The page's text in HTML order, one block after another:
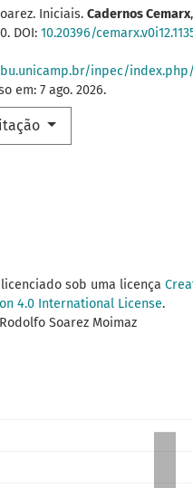
Iniciais. Cadernos Cemarx
DOI: 10.20396/
inpec/
em: 7 ago. 2026.
sob uma licença
4.0 International License.
Soarez Moimaz